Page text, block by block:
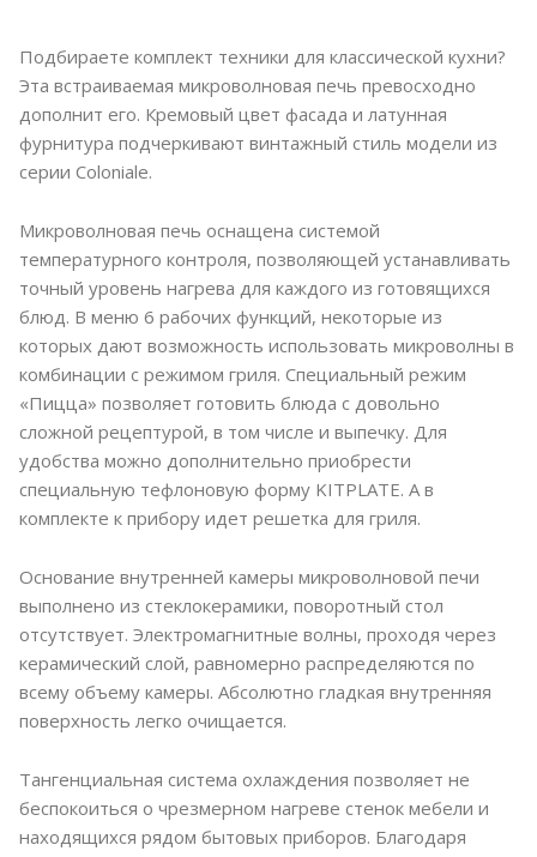
Подбираете комплект техники для классической кухни?
Эта встраиваемая микроволновая печь превосходно
дополнит его. Кремовый цвет фасада и латунная
фурнитура подчеркивают винтажный стиль модели из
серии Coloniale.
Микроволновая печь оснащена системой
температурного контроля, позволяющей устанавливать
точный уровень нагрева для каждого из готовящихся
блюд. В меню 6 рабочих функций, некоторые из
которых дают возможность использовать микроволны в
комбинации с режимом гриля. Специальный режим
«Пицца» позволяет готовить блюда с довольно
сложной рецептурой, в том числе и выпечку. Для
удобства можно дополнительно приобрести
специальную тефлоновую форму KITPLATE. А в
комплекте к прибору идет решетка для гриля.
Основание внутренней камеры микроволновой печи
выполнено из стеклокерамики, поворотный стол
отсутствует. Электромагнитные волны, проходя через
керамический слой, равномерно распределяются по
всему объему камеры. Абсолютно гладкая внутренняя
поверхность легко очищается.
Тангенциальная система охлаждения позволяет не
беспокоиться о чрезмерном нагреве стенок мебели и
находящихся рядом бытовых приборов. Благодаря